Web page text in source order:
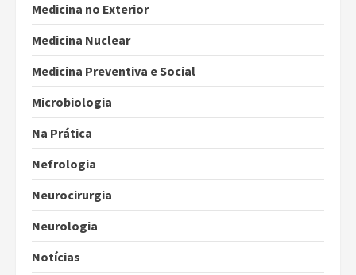
Medicina no Exterior
Medicina Nuclear
Medicina Preventiva e Social
Microbiologia
Na Prática
Nefrologia
Neurocirurgia
Neurologia
Notícias